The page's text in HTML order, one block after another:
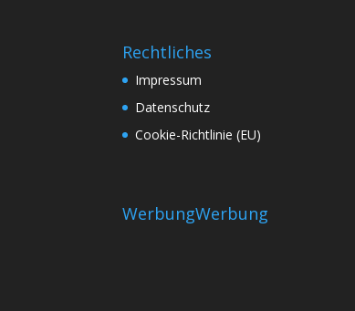
Rechtliches
Impressum
Datenschutz
Cookie-Richtlinie (EU)
WerbungWerbung